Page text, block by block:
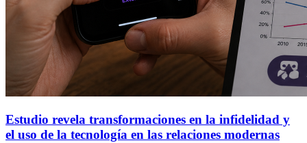
Estudio revela transformaciones en la infidelidad y
el uso de la tecnología en las relaciones modernas